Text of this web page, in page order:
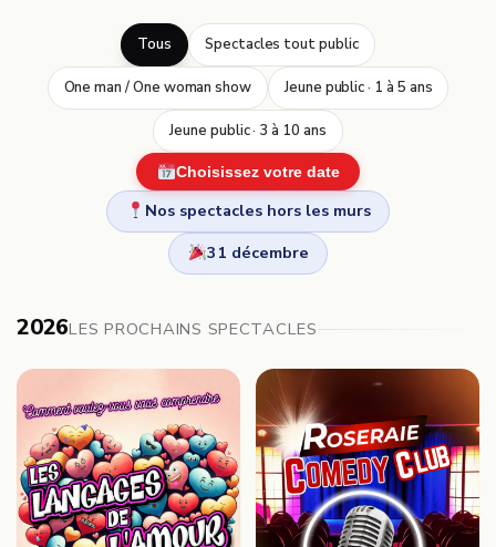
Tous Spectacles tout public
One man / One woman show Jeune public · 1 à 5 ans
Jeune public · 3 à 10 ans
Choisissez votre date
Nos spectacles hors les murs
31 décembre
2026LES PROCHAINS SPECTACLES